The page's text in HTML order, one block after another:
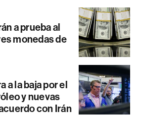
a prueba al
monedas de
a la baja por el
y nuevas
con Irán